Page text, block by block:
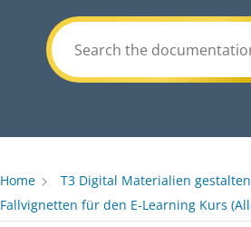
Home T3 Digital Materialien gestalten
Fallvignetten für den E-Learning Kurs